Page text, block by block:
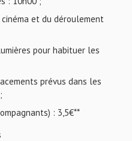
et du déroulement
pour habituer les
prévus dans les
: 3,5€**